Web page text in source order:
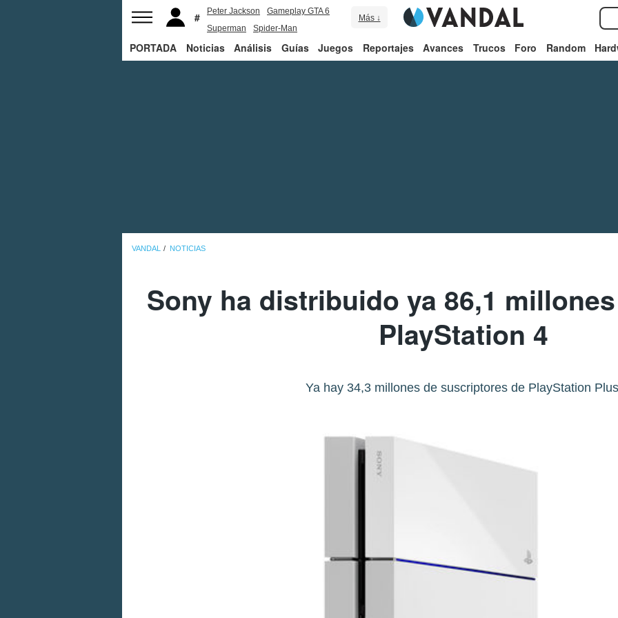
Peter Jackson
Gameplay GTA 6
Superman
Spider-Man
Más ↓
PORTADA Noticias Análisis Guías Juegos Reportajes Avances Trucos Foro Random
VANDAL NOTICIAS
Sony ha distribuido ya 86,1
PlayStation 4
Ya hay 34,3 millones de suscriptores de PlayStation